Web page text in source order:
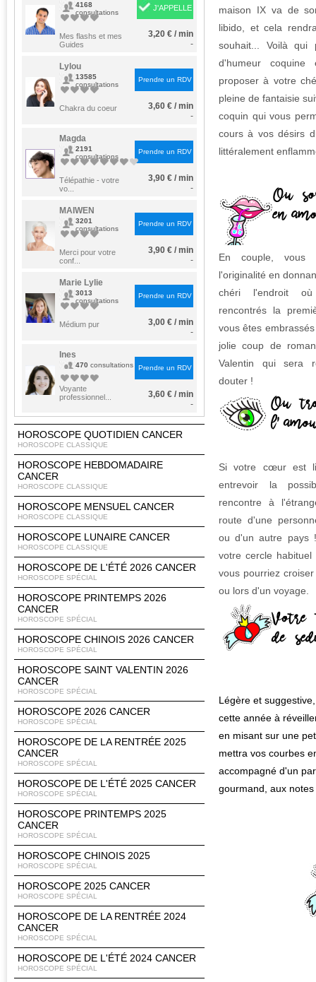
4168
consultations
Mes flashs et mes
Guides
J'APPELLE
3,20 € / min
-
Lylou
13585
consultations
Chakra du coeur
Prendre un RDV
3,60 € / min
-
Magda
2191
consultations
Télépathie - votre
vo...
Prendre un RDV
3,90 € / min
-
MAIWEN
3201
consultations
Merci pour votre
conf...
Prendre un RDV
3,90 € / min
-
Marie Lylie
3013
consultations
Médium pur
Prendre un RDV
3,00 € / min
-
Ines
470 consultations
Voyante
professionnel...
Prendre un RDV
3,60 € / min
-
HOROSCOPE QUOTIDIEN CANCER
HOROSCOPE CLASSIQUE
HOROSCOPE HEBDOMADAIRE
CANCER
HOROSCOPE CLASSIQUE
HOROSCOPE MENSUEL CANCER
HOROSCOPE CLASSIQUE
HOROSCOPE LUNAIRE CANCER
HOROSCOPE CLASSIQUE
HOROSCOPE DE L'ÉTÉ 2026 CANCER
HOROSCOPE SPÉCIAL
HOROSCOPE PRINTEMPS 2026
CANCER
HOROSCOPE SPÉCIAL
HOROSCOPE CHINOIS 2026 CANCER
HOROSCOPE SPÉCIAL
HOROSCOPE SAINT VALENTIN 2026
CANCER
HOROSCOPE SPÉCIAL
HOROSCOPE 2026 CANCER
HOROSCOPE SPÉCIAL
HOROSCOPE DE LA RENTRÉE 2025
CANCER
HOROSCOPE SPÉCIAL
HOROSCOPE DE L'ÉTÉ 2025 CANCER
HOROSCOPE SPÉCIAL
HOROSCOPE PRINTEMPS 2025
CANCER
HOROSCOPE SPÉCIAL
HOROSCOPE CHINOIS 2025
HOROSCOPE SPÉCIAL
HOROSCOPE 2025 CANCER
HOROSCOPE SPÉCIAL
HOROSCOPE DE LA RENTRÉE 2024
CANCER
HOROSCOPE SPÉCIAL
HOROSCOPE DE L'ÉTÉ 2024 CANCER
HOROSCOPE SPÉCIAL
maison IX va de
libido, et cela
souhait... Voilà qui
d'humeur
proposer à votre
pleine de fantaisie
coquin qui vous
cours à vos désirs
littéralement
En couple, vous
l'originalité en
chéri l'endroit
rencontrés la
vous êtes
jolie coup de
Valentin qui sera
douter !
Si votre cœur est
entrevoir la
rencontre à
route d'une
ou d'un autre pays
votre cercle
vous pourriez
ou lors d'un voyage.
Légère et
cette année à
en misant sur une
mettra vos courbes
accompagné d'un
gourmand, aux